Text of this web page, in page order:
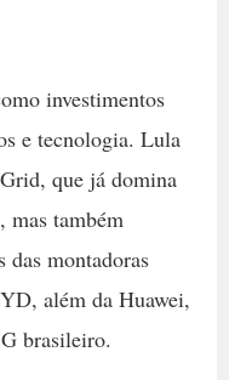
investimentos
e tecnologia. Lula
que já domina
mas também
das montadoras
além da Huawei,
brasileiro.